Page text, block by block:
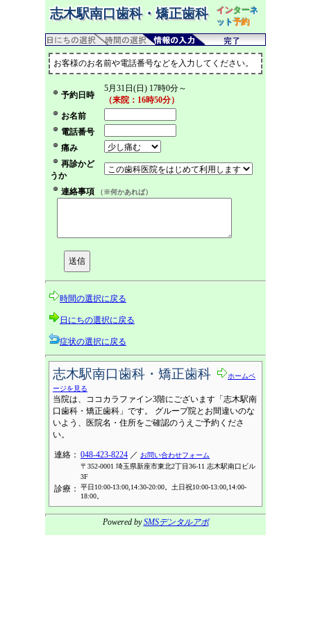
志木駅南口歯科・矯正歯科 インターネ
ット予約
お客様のお名前や電話番号などを入力してください。
予約日時
5月31日(日) 17時0分～
（来院：16時50分）
お名前
電話番号
痛み
再診かど
うか
連絡事項
（※何かあれば）
時間の選択に戻る
日にちの選択に戻る
症状の選択に戻る
志木駅南口歯科・矯正歯科
ホームペ
ージを見る
当院は、ココカラファイン3階にございます「志木駅南
口歯科・矯正歯科」です。 グループ院とお間違いのな
いよう、医院名・住所をご確認のうえご予約くださ
い。
連絡： 048-423-8224 ／ お問い合わせフォーム
〒352-0001 埼玉県新座市東北2丁目36-11 志木駅南口ビル
3F
診療：
平日10:00-13:00,14:30-20:00。土日祝10:00-13:00,14:00-
18:00。
Powered bySMSデンタルアポ